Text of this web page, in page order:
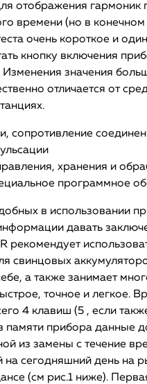
отображения
времени (но в
очень короткое и
кнопку включения
значения
отличается от
сопротивление
хранения и
программное
в использовании
давать
рекомендует
свинцовых
а также занимает
точное и легкое.
4 клавиш (5 , если
памяти прибора данные
из замены с течение
сегодняшний день на
(см рис.1 ниже).